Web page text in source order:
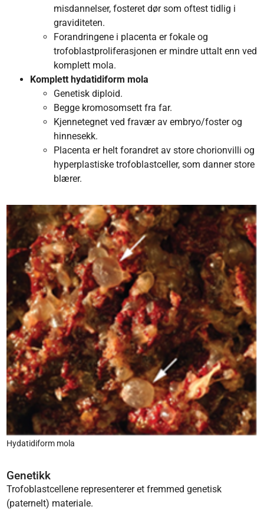
misdannelser, fosteret dør som oftest tidlig i
graviditeten.
Forandringene i placenta er fokale og
trofoblastproliferasjonen er mindre uttalt enn ved
komplett mola.
Komplett hydatidiform mola
Genetisk diploid.
Begge kromosomsett fra far.
Kjennetegnet ved fravær av embryo/foster og
hinnesekk.
Placenta er helt forandret av store chorionvilli og
hyperplastiske trofoblastceller, som danner store
blærer.
Hydatidiform mola
Genetikk
Trofoblastcellene representerer et fremmed genetisk
(paternelt) materiale.